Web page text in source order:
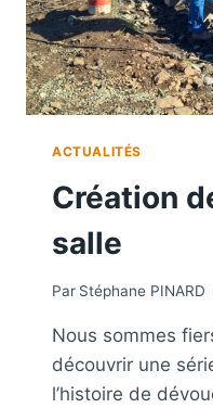
D
U
T
R
A
E
A
T
T
I
ACTUALITÉS
Création
salle
Par Stéphane PINARD
Nous sommes
découvrir une
l’histoire de